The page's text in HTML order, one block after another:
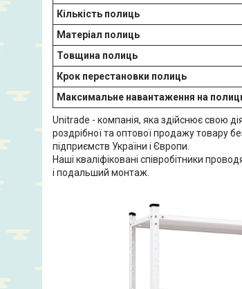
Кількість полиць
Матеріал полиць
Товщина полиць
Крок перестановки полиць
Максимальне навантаження на
Unitrade - компанія, яка здійснює свою
роздрібної та оптової продажу товару
підприємств України і Європи.
Наші кваліфіковані співробітники
і подальший монтаж.